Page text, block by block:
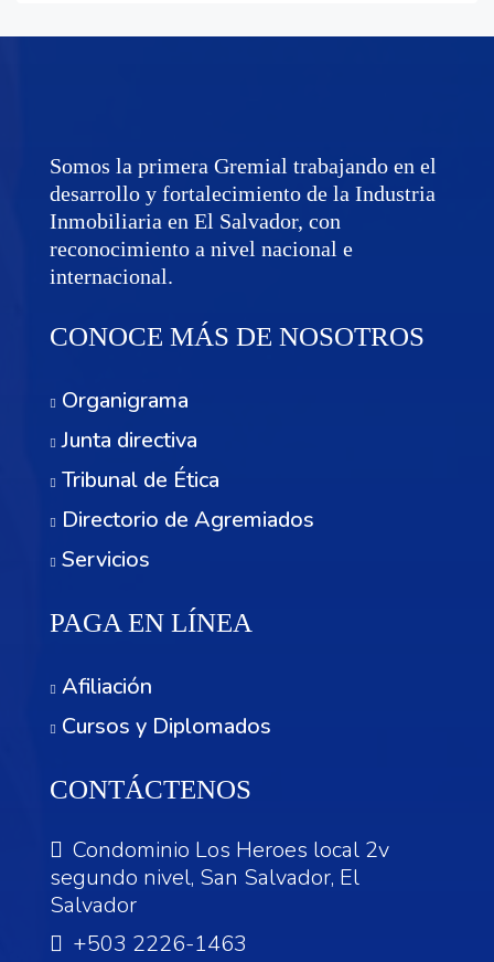
Somos la primera Gremial trabajando en el
desarrollo y fortalecimiento de la Industria
Inmobiliaria en El Salvador, con
reconocimiento a nivel nacional e
internacional.
CONOCE MÁS DE NOSOTROS
Organigrama
Junta directiva
Tribunal de Ética
Directorio de Agremiados
Servicios
PAGA EN LÍNEA
Afiliación
Cursos y Diplomados
CONTÁCTENOS
Condominio Los Heroes local 2v
segundo nivel, San Salvador, El
Salvador
+503 2226-1463